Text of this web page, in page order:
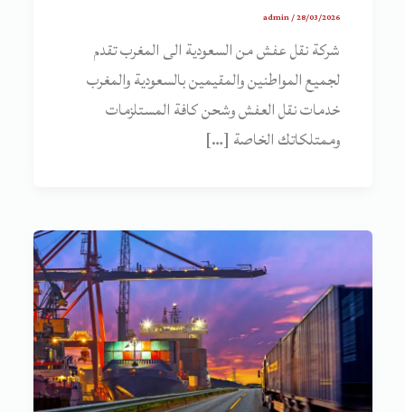
admin/28/03/2026
شركة نقل عفش من السعودية الى المغرب تقدم
لجميع المواطنين والمقيمين بالسعودية والمغرب
خدمات نقل العفش وشحن كافة المستلزمات
وممتلكاتك الخاصة […]